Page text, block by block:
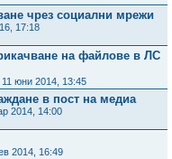
чрез социални мрежи
17:18
на файлове в ЛС
11 юни 2014, 13:45
в пост на медиа
2014, 14:00
2014, 16:49